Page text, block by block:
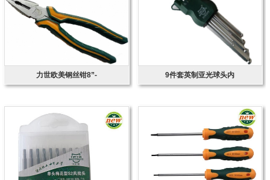
力世欧美钢丝钳8”- 9件套英制亚光球头内